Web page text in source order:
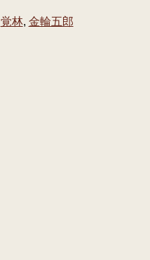
覚林, 金輪五郎